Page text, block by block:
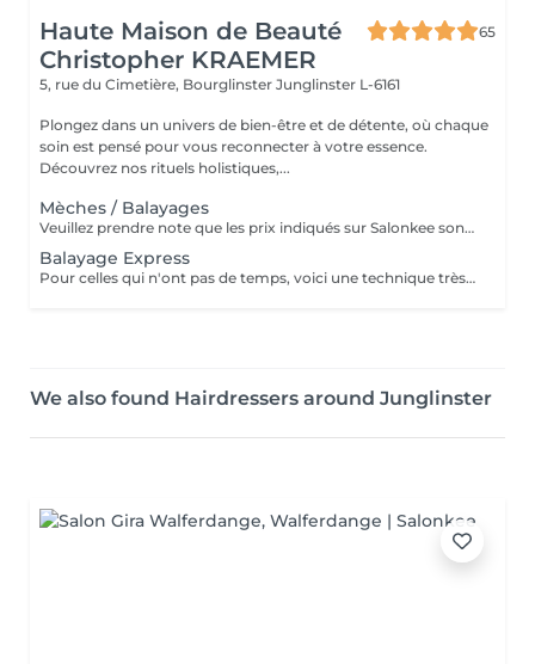
Haute Maison de Beauté
Christopher KRAEMER
65
5, rue du Cimetière, Bourglinster Junglinster L-6161
Plongez dans un univers de bien-être et de détente, où chaque
soin est pensé pour vous reconnecter à votre essence.
Découvrez nos rituels holistiques,...
Mèches / Balayages
Veuillez prendre note que les prix indiqués sur Salonkee sont communiqués à titre informatif et s'entendent de base. Ces derniers sont susceptibles de varier selon le diagnostic réalisé à votre arrivée au salon et l'expertise du professionnel à qui vous confiez votre beauté. Dans tous les cas, un devis précis vous sera proposé et toutes réalisations de prestations seront effectuées avec votre accord. Un grand merci d'avance pour votre compréhension. Au plaisir de vous recevoir très vite.
Balayage Express
Pour celles qui n'ont pas de temps, voici une technique très intéressante. Elle se pratique sur les bordures, ainsi que des deux côtés de la raie, et au vertex. Nous gagnons plus ou moins 1 heure par rapport à un balayage classique
We also found Hairdressers around Junglinster